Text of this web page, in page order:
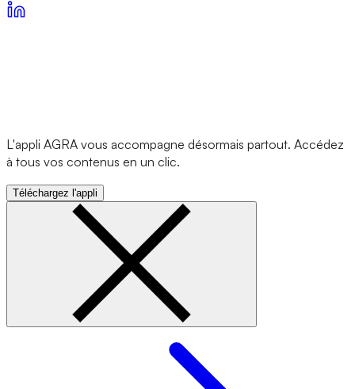
L'appli AGRA vous accompagne désormais partout. Accédez
à tous vos contenus en un clic.
Téléchargez l'appli